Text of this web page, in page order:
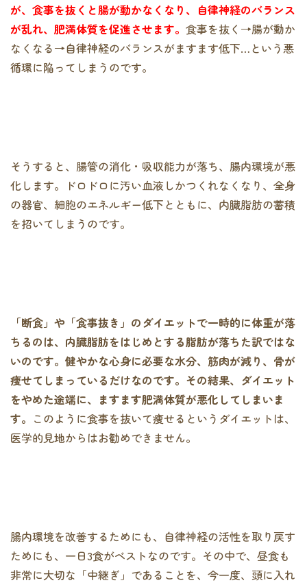
が、食事を抜くと腸が動かなくなり、自律神経のバランス
が乱れ、肥満体質を促進させます。 食事を抜く→腸が動か
なくなる→自律神経のバランスがますます低下…という悪
循環に陥ってしまうのです。
そうすると、腸管の消化・吸収能力が落ち、腸内環境が悪
化します。ドロドロに汚い血液しかつくれなくなり、全身
の器官、細胞のエネルギー低下とともに、内臓脂肪の蓄積
を招いてしまうのです。
「断食」や「食事抜き」のダイエットで一時的に体重が落
ちるのは、内臓脂肪をはじめとする脂肪が落ちた訳ではな
いのです。健やかな心身に必要な水分、筋肉が減り、骨が
痩せてしまっているだけなのです。その結果、ダイエット
をやめた途端に、ますます肥満体質が悪化してしまいま
す。 このように食事を抜いて痩せるというダイエットは、
医学的見地からはお勧めできません。
腸内環境を改善するためにも、自律神経の活性を取り戻す
ためにも、一日3食がベストなのです。その中で、昼食も
非常に大切な「中継ぎ」であることを、今一度、頭に入れ